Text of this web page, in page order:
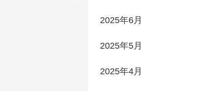
2025年6月
2025年5月
2025年4月